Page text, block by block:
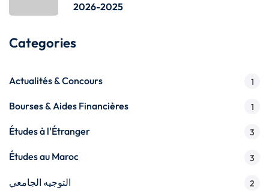
2025-2026
Categories
Actualités & Concours 1
Bourses & Aides Financières 1
Études à l'Étranger 3
Études au Maroc 3
التوجيه الجامعي 2